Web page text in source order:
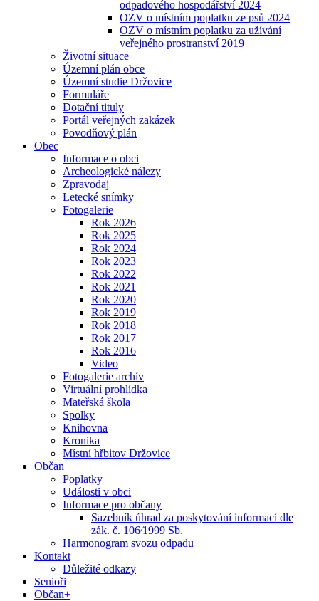
odpadového hospodářství 2024
OZV o místním poplatku ze psů 2024
OZV o místním poplatku za užívání
veřejného prostranství 2019
Životní situace
Územní plán obce
Územní studie Držovice
Formuláře
Dotační tituly
Portál veřejných zakázek
Povodňový plán
Obec
Informace o obci
Archeologické nálezy
Zpravodaj
Letecké snímky
Fotogalerie
Rok 2026
Rok 2025
Rok 2024
Rok 2023
Rok 2022
Rok 2021
Rok 2020
Rok 2019
Rok 2018
Rok 2017
Rok 2016
Video
Fotogalerie archív
Virtuální prohlídka
Mateřská škola
Spolky
Knihovna
Kronika
Místní hřbitov Držovice
Občan
Poplatky
Události v obci
Informace pro občany
Sazebník úhrad za poskytování informací dle
zák. č. 106⁄1999 Sb.
Harmonogram svozu odpadu
Kontakt
Důležité odkazy
Senioři
Občan+